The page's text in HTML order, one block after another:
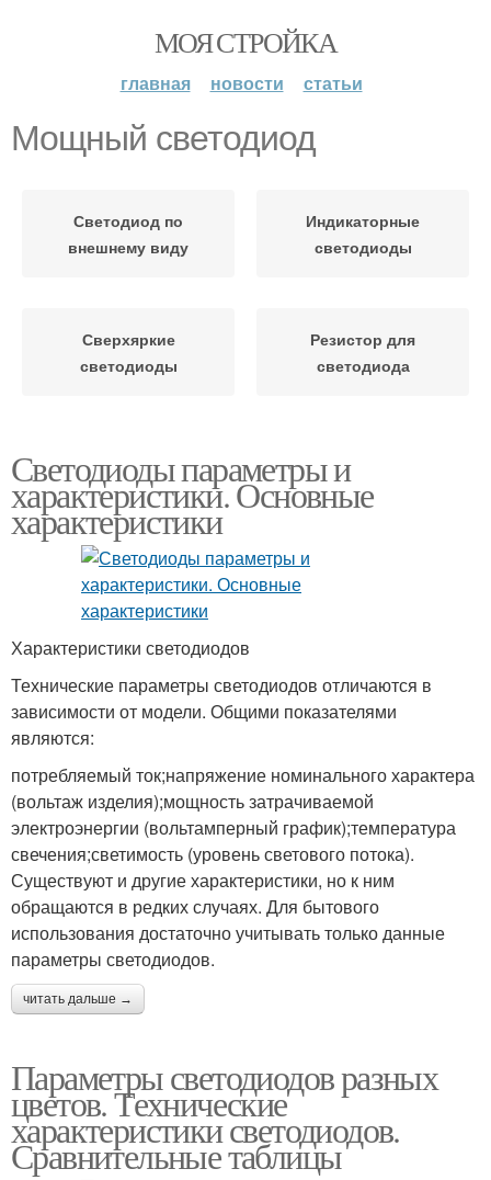
МОЯ СТРОЙКА
главная новости статьи
Мощный светодиод
Светодиод по
внешнему виду
Индикаторные
светодиоды
Сверхяркие
светодиоды
Резистор для
светодиода
Светодиоды параметры и
характеристики. Основные
характеристики
Характеристики светодиодов
Технические параметры светодиодов отличаются в
зависимости от модели. Общими показателями
являются:
потребляемый ток;напряжение номинального характера
(вольтаж изделия);мощность затрачиваемой
электроэнергии (вольтамперный график);температура
свечения;светимость (уровень светового потока).
Существуют и другие характеристики, но к ним
обращаются в редких случаях. Для бытового
использования достаточно учитывать только данные
параметры светодиодов.
читать дальше →
Параметры светодиодов разных
цветов. Технические
характеристики светодиодов.
Сравнительные таблицы